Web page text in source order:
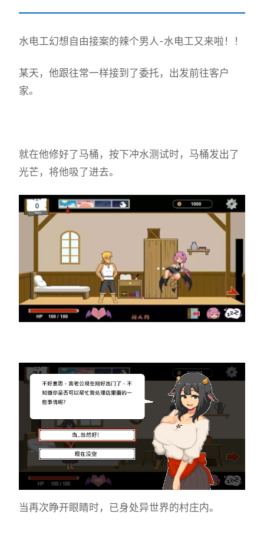
水电工幻想自由接案的辣个男人-水电工又来啦！！
某天，他跟往常一样接到了委托，出发前往客户
家。
就在他修好了马桶，按下冲水测试时，马桶发出了
光芒，将他吸了进去。
当再次睁开眼睛时，已身处异世界的村庄内。